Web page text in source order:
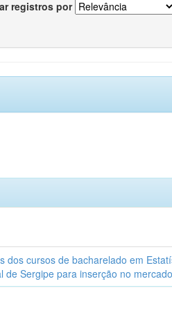
registros por
dos cursos de bacharelado em
de Sergipe para inserção no mercado